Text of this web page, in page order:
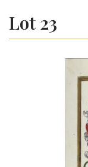
Lot 23